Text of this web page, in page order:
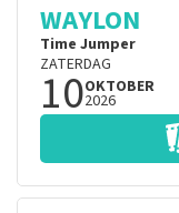
WAYLON
Time Jumper
ZATERDAG
10OKTOBER
2026